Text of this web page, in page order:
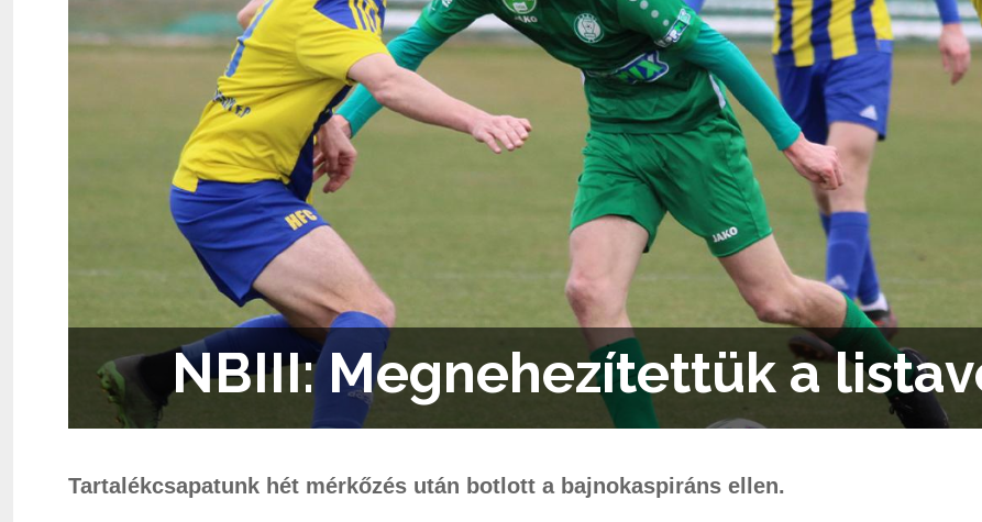
NBIII: Megnehezítettük a
Tartalékcsapatunk hét mérkőzés után botlott a bajnokaspiráns ellen.